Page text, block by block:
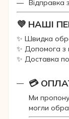
💜 НАШІ
✨ Швидка
✨ Допомога з
✨ Доставка по
💳
Ми
могли